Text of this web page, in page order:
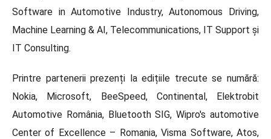
Software in Automotive Industry, Autonomous Driving,
Machine Learning & AI, Telecommunications, IT Support și
IT Consulting.
Printre partenerii prezenți la edițiile trecute se numără:
Nokia, Microsoft, BeeSpeed, Continental, Elektrobit
Automotive România, Bluetooth SIG, Wipro's automotive
Center of Excellence – Romania, Visma Software, Atos,